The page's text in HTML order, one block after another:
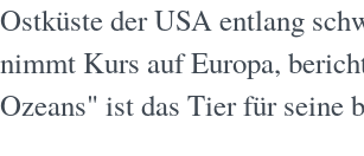
Ostküste der USA entlang
nimmt Kurs auf Europa,
Ozeans" ist das Tier für seine